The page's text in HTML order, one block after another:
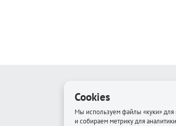
Cookies
Мы используем файлы «куки» для
и собираем метрику для